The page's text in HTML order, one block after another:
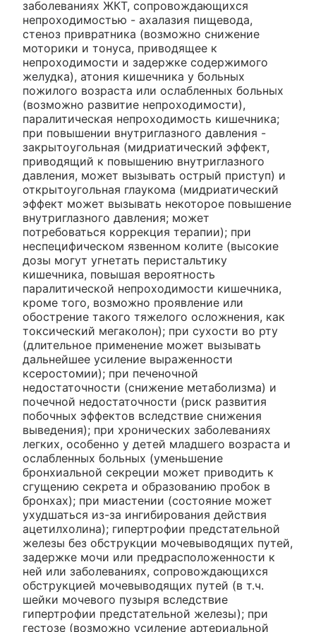
заболеваниях ЖКТ, сопровождающихся
непроходимостью - ахалазия пищевода,
стеноз привратника (возможно снижение
моторики и тонуса, приводящее к
непроходимости и задержке содержимого
желудка), атония кишечника у больных
пожилого возраста или ослабленных больных
(возможно развитие непроходимости),
паралитическая непроходимость кишечника;
при повышении внутриглазного давления -
закрытоугольная (мидриатический эффект,
приводящий к повышению внутриглазного
давления, может вызывать острый приступ) и
открытоугольная глаукома (мидриатический
эффект может вызывать некоторое повышение
внутриглазного давления; может
потребоваться коррекция терапии); при
неспецифическом язвенном колите (высокие
дозы могут угнетать перистальтику
кишечника, повышая вероятность
паралитической непроходимости кишечника,
кроме того, возможно проявление или
обострение такого тяжелого осложнения, как
токсический мегаколон); при сухости во рту
(длительное применение может вызывать
дальнейшее усиление выраженности
ксеростомии); при печеночной
недостаточности (снижение метаболизма) и
почечной недостаточности (риск развития
побочных эффектов вследствие снижения
выведения); при хронических заболеваниях
легких, особенно у детей младшего возраста и
ослабленных больных (уменьшение
бронхиальной секреции может приводить к
сгущению секрета и образованию пробок в
бронхах); при миастении (состояние может
ухудшаться из-за ингибирования действия
ацетилхолина); гипертрофии предстательной
железы без обструкции мочевыводящих путей,
задержке мочи или предрасположенности к
ней или заболеваниях, сопровождающихся
обструкцией мочевыводящих путей (в т.ч.
шейки мочевого пузыря вследствие
гипертрофии предстательной железы); при
гестозе (возможно усиление артериальной